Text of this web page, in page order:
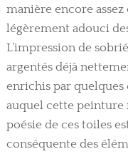
manière encore
légèrement adouci
L’impression de
argentés déjà
enrichis par
auquel cette peinture
poésie de ces toiles
conséquente des